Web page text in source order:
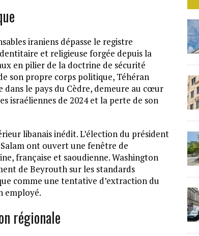
iraniens dépasse le registre
et religieuse forgée depuis la
en pilier de la doctrine de sécurité
son propre corps politique, Téhéran
le pays du Cèdre, demeure au cœur
israéliennes de 2024 et la perte de son
libanais inédit. L’élection du président
ont ouvert une fenêtre de
française et saoudienne. Washington
de Beyrouth sur les standards
comme une tentative d’extraction du
employé.
régionale